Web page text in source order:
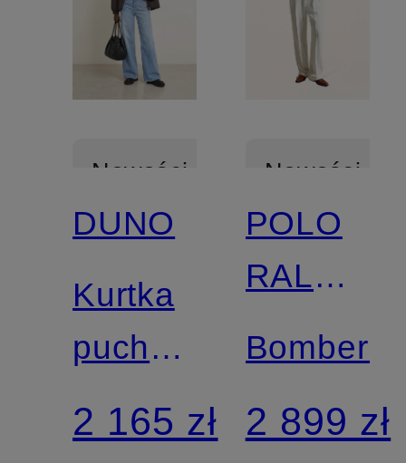
Nowości
DUNO
Kurtka
puchowa
PEGGIE
2 165 zł
Nowości
POLO
RALPH
LAUREN
Bomberka
2 899 zł